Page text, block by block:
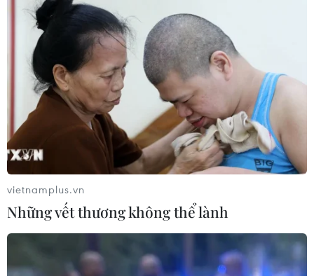
Indonesia là nước có số ca tử vong cao
nhất thế giới trong 24 giờ qua
20/08/2021 02:17
Trong 24 giờ qua, Mỹ là nước có số ca mắc mới trong
một ngày cao nhất thế giới, với 154.917 ca, trong khi
vietnamplus.vn
Những vết thương không thể lành